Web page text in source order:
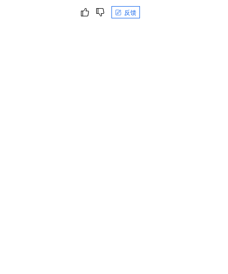
反馈